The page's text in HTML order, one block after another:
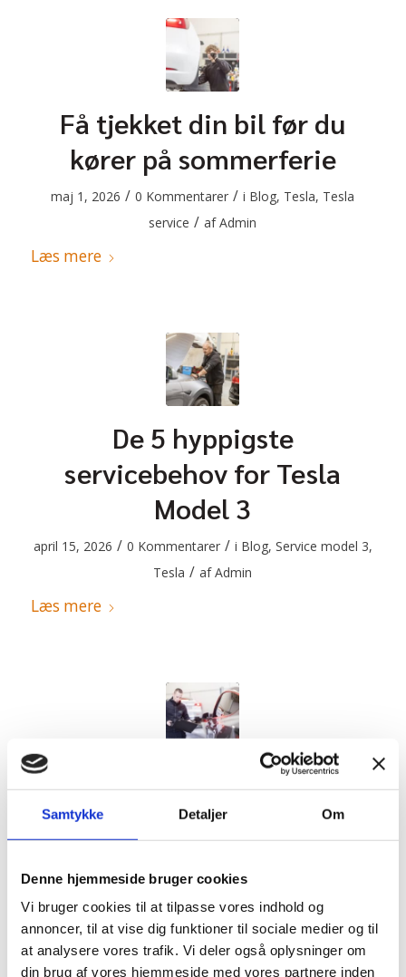
Samtykke Detaljer Om
Denne hjemmeside bruger cookies
Vi bruger cookies til at tilpasse vores indhold og
annoncer, til at vise dig funktioner til sociale medier og til
at analysere vores trafik. Vi deler også oplysninger om
din brug af vores hjemmeside med vores partnere inden
Få tjekket din bil før du
kører på sommerferie
maj 1, 2026 / 0 Kommentarer / i Blog, Tesla, Tesla
service / afAdmin
Læs mere
De 5 hyppigste
servicebehov for Tesla
Model 3
april 15, 2026 / 0 Kommentarer / i Blog, Service model 3,
Tesla / afAdmin
Læs mere
Hvordan fungerer
bremsevedligehold på en
service / afAdmin
Læs mere